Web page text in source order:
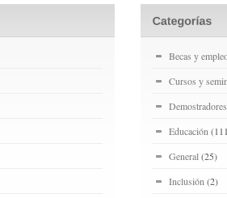
Becas y
Cursos y
Demostradores
Educación
General (25)
Inclusión (2)